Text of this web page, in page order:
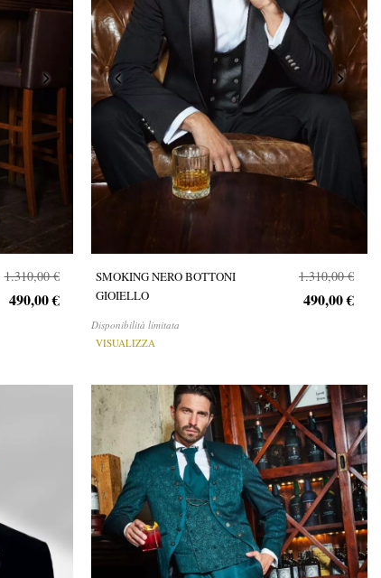
1.310,00 €
490,00 €
SMOKING NERO BOTTONI
GIOIELLO
Disponibilità limitata
VISUALIZZA
1.310,00 €
490,00 €